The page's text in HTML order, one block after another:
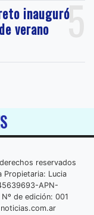
5
inauguró
verano
reservados
Propietaria: Lucia
APN-
de edición: 001